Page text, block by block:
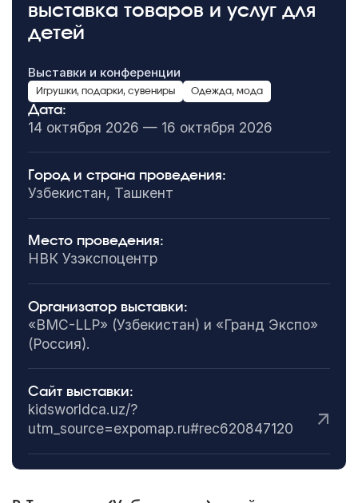
выставка товаров и услуг для
детей
Выставки и конференции
Игрушки, подарки, сувениры Одежда, мода
Дата:
14 октября 2026 — 16 октября 2026
Город и страна проведения:
Узбекистан, Ташкент
Место проведения:
НВК Узэкспоцентр
Организатор выставки:
«BMC-LLP» (Узбекистан) и «Гранд Экспо»
(Россия).
Сайт выставки:
kidsworldca.uz/?
utm_source=expomap.ru#rec620847120